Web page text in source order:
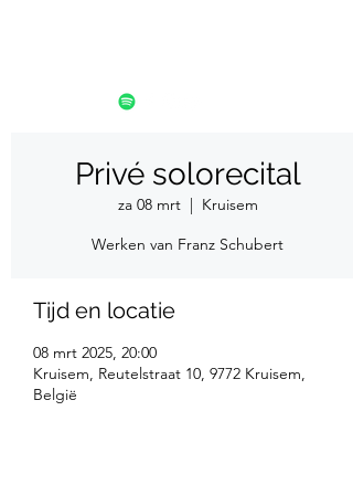
Privé solorecital
za 08 mrt
  |
Kruisem
Werken van Franz Schubert
Tijd en locatie
08 mrt 2025, 20:00
Kruisem, Reutelstraat 10, 9772 Kruisem,
België